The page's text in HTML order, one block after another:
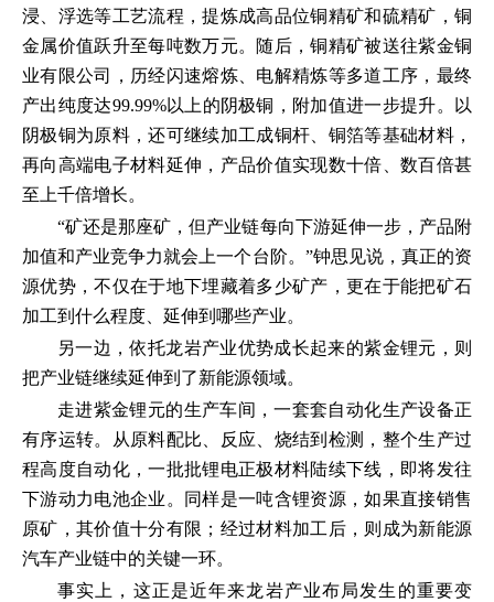
浸、浮选等工艺流程，提炼成高品位铜精矿和硫精矿，铜
金属价值跃升至每吨数万元。随后，铜精矿被送往紫金铜
业有限公司，历经闪速熔炼、电解精炼等多道工序，最终
产出纯度达99.99%以上的阴极铜，附加值进一步提升。以
阴极铜为原料，还可继续加工成铜杆、铜箔等基础材料，
再向高端电子材料延伸，产品价值实现数十倍、数百倍甚
至上千倍增长。
“矿还是那座矿，但产业链每向下游延伸一步，产品附
加值和产业竞争力就会上一个台阶。”钟思见说，真正的资
源优势，不仅在于地下埋藏着多少矿产，更在于能把矿石
加工到什么程度、延伸到哪些产业。
另一边，依托龙岩产业优势成长起来的紫金锂元，则
把产业链继续延伸到了新能源领域。
走进紫金锂元的生产车间，一套套自动化生产设备正
有序运转。从原料配比、反应、烧结到检测，整个生产过
程高度自动化，一批批锂电正极材料陆续下线，即将发往
下游动力电池企业。同样是一吨含锂资源，如果直接销售
原矿，其价值十分有限；经过材料加工后，则成为新能源
汽车产业链中的关键一环。
事实上，这正是近年来龙岩产业布局发生的重要变